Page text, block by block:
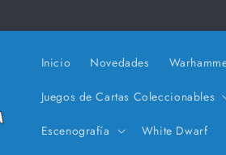
Inicio Novedades
Juegos de Cartas Coleccionables
Escenografía White Dwarf